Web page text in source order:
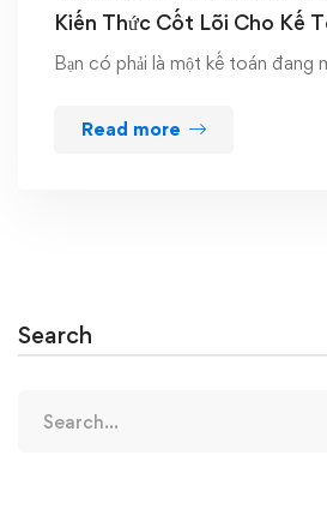
Kiến Thức Cốt Lõi Cho Kế
Bạn có phải là một kế toán đang
Read more
Search
for: